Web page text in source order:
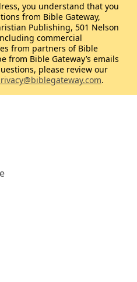
you understand that you
from Bible Gateway,
Publishing, 501 Nelson
commercial
from partners of Bible
from Bible Gateway’s emails
please review our
.